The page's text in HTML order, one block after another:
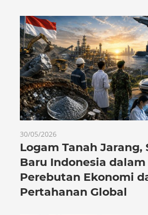
30/05/2026
Logam Tanah Jarang,
Baru Indonesia dalam
Perebutan Ekonomi
Pertahanan Global